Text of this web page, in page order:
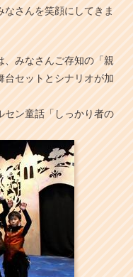
さんを笑顔にしてきま
、みなさんご存知の「親
セットとシナリオが加
セン童話「しっかり者の